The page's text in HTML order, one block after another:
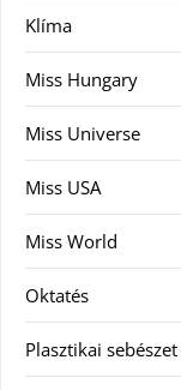
Klíma
Miss Hungary
Miss Universe
Miss USA
Miss World
Oktatés
Plasztikai sebészet